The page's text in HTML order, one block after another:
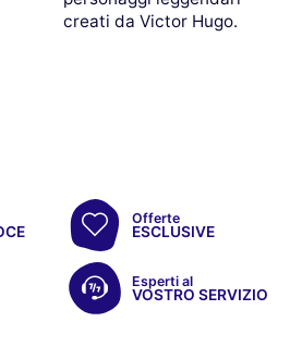
creati da Victor Hugo.
Offerte
ESCLUSIVE
Esperti al
VOSTRO SERVIZIO